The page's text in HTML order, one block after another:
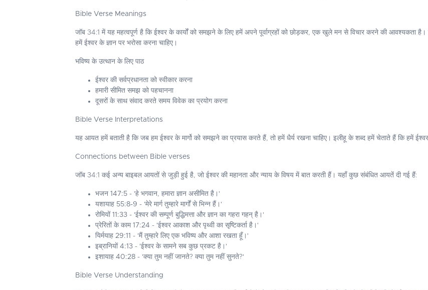
Bible Verse Meanings
जॉब 34:1 में यह महत्वपूर्ण है कि ईश्वर के कार्यों को समझने के लिए हमें अपने पूर्वाग्रहों को छोड़कर, एक खुले मन से विचार करने की आवश्यकता
हमें ईश्वर के ज्ञान पर भरोसा करना चाहिए।
भविष्य के उत्थान के लिए पाठ
ईश्वर की सर्वप्रधानता को स्वीकार करना
हमारी सीमित समझ को पहचानना
दूसरों के साथ संवाद करते समय विवेक का प्रयोग करना
Bible Verse Interpretations
यह आयत हमें बताती है कि जब हम ईश्वर के मार्गो को समझने का प्रयास करते हैं, तो हमें धैर्य रखना चाहिए। इलीहू के शब्द हमें चेताते हैं कि हमें ईश्वर
Connections between Bible verses
जॉब 34:1 कई अन्य बाइबल आयतों से जुड़ी हुई है, जो ईश्वर की महानता और न्याय के विषय में बात करती हैं। यहाँ कुछ संबंधित आयतें दी गई हैं:
भजन 147:5 - 'हे भगवान, हमारा ज्ञान असीमित है।'
यशायाह 55:8-9 - 'मेरे मार्ग तुम्हारे मार्गों से भिन्न हैं।'
रोमियों 11:33 - 'ईश्वर की सम्पूर्ण बुद्धिमत्ता और ज्ञान का गहरा गहन् है।'
प्रेरितों के काम 17:24 - 'ईश्वर आकाश और पृथ्वी का सृष्टिकर्ता है।'
यिर्मयाह 29:11 - 'मैं तुम्हारे लिए एक भविष्य और आशा रखता हूँ।'
इब्रानियों 4:13 - 'ईश्वर के सामने सब कुछ प्रकट है।'
इशायाह 40:28 - 'क्या तुम नहीं जानते? क्या तुम नहीं सुनते?'
Bible Verse Understanding